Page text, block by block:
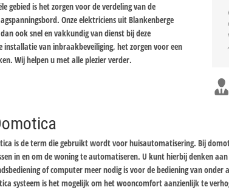
is het zorgen voor de verdeling van de
Onze elektriciens uit Blankenberge
ook snel en vakkundig van dienst bij deze
van inbraakbeveiliging, het zorgen voor een
Wij helpen u met alle plezier verder.
is de term die gebruikt wordt voor huisautomatisering. Bij
in en om de woning te automatiseren. U kunt hierbij denken
of computer meer nodig is voor de bediening van
systeem is het mogelijk om het wooncomfort aanzienlijk te